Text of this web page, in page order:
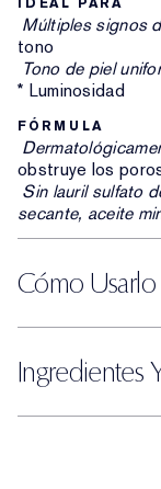
Múltiples signos
tono
Tono de piel
* Luminosidad
FÓRMULA
obstruye los
Sin lauril sulfato
secante, aceite
Cómo Usarlo
Ingredientes